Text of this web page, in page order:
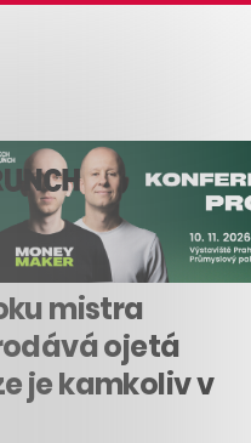
mistra
ojetá
je kamkoliv v